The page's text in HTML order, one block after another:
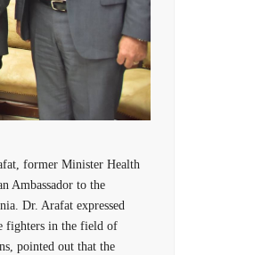
former Minister Health
Ambassador to the
Dr. Arafat expressed
fighters in the field of
pointed out that the